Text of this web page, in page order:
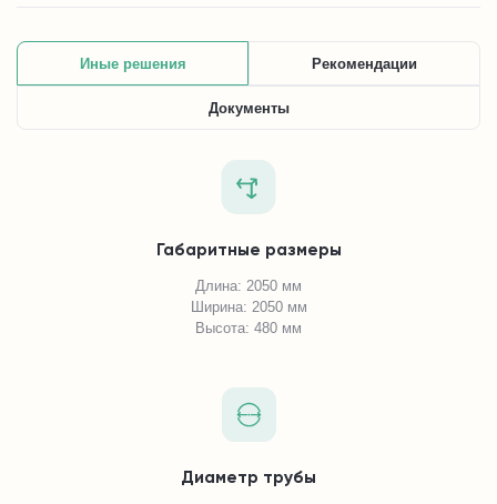
Иные решения Рекомендации
Документы
Габаритные размеры
Длина: 2050 мм
Ширина: 2050 мм
Высота: 480 мм
Диаметр трубы